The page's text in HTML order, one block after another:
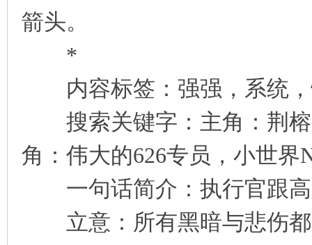
箭头。
*
内容标签：强强，系统，
搜索关键字：主角：荆榕
角：伟大的626专员，小世界
一句话简介：执行官跟高
立意：所有黑暗与悲伤都